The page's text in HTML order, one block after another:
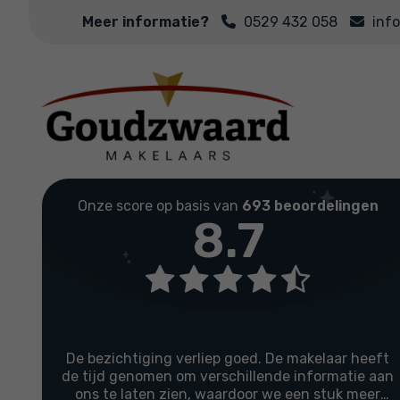
Meer informatie? 0529 432 058
Onze score op basis van 693 beoordelingen
8.7
De bezichtiging verliep goed. De makelaar heeft
de tijd genomen om verschillende informatie aan
ons te laten zien, waardoor we een stuk meer